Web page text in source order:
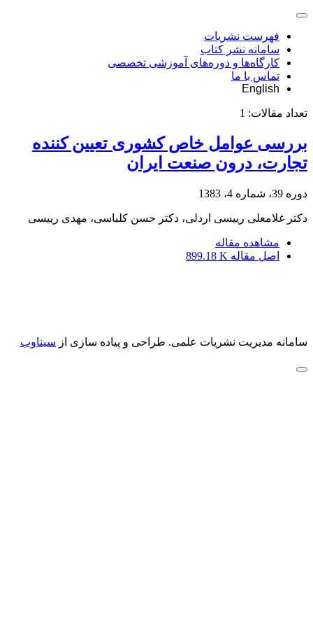
فهرست نشریات
سامانه نشر کتاب
کارگاه‌ها و دوره‌های آموزشی تخصصی
تماس با ما
English
تعداد مقالات: 1
بررسی عوامل خاص کشوری تعیین کننده
تجارت، درون صنعت ایران
دوره 39، شماره 4، 1383
دکتر غلامعلى رییسى اردلى، دکتر حسن کلباسی، مهدی رییسی
مشاهده مقاله
اصل مقاله 899.18 K
سامانه مدیریت نشریات علمی. طراحی و پیاده سازی از سیناوب